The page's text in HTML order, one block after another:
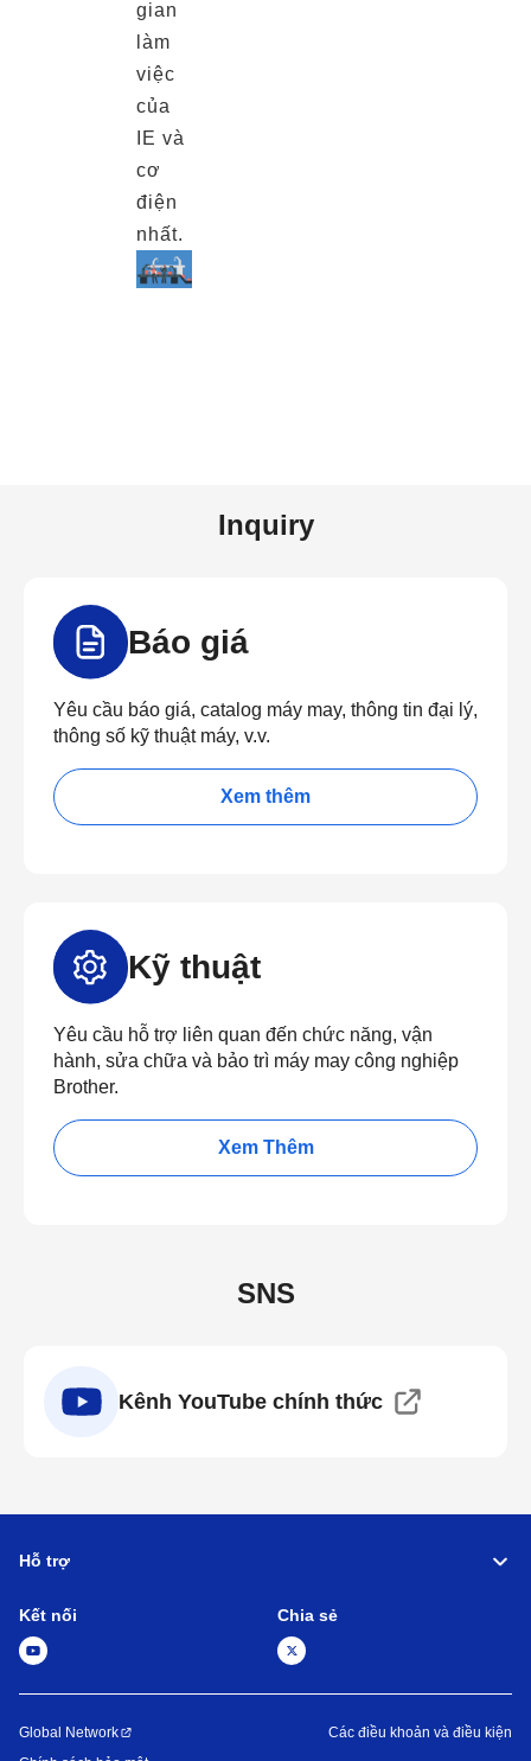
gian
làm
việc
của
IE và
cơ
điện
nhất.
Inquiry
Báo giá
Yêu cầu báo giá, catalog máy may, thông tin đại lý,
thông số kỹ thuật máy, v.v.
Xem thêm
Kỹ thuật
Yêu cầu hỗ trợ liên quan đến chức năng, vận
hành, sửa chữa và bảo trì máy may công nghiệp
Brother.
Xem Thêm
SNS
Kênh YouTube chính thức
Hỗ trợ
Kết nối Chia sẻ
Global Network
Các điều khoản và điều kiện